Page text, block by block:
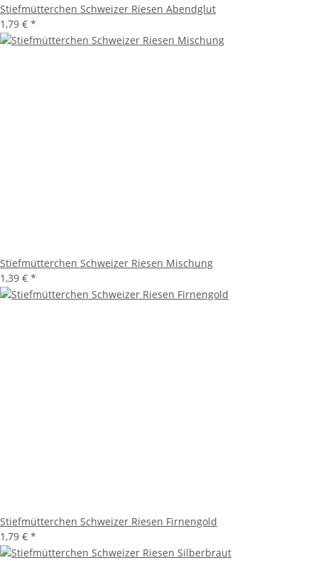
Stiefmütterchen Schweizer Riesen Abendglut
1,79 € *
Stiefmütterchen Schweizer Riesen Mischung
1,39 € *
Stiefmütterchen Schweizer Riesen Firnengold
1,79 € *